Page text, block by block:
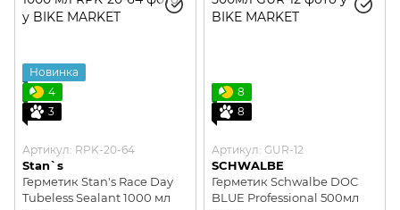
Новинка
4
3
Артикул: RPK-20-64
Stan`s
Герметик Stan's Race Day
Tubeless Sealant 1000 мл
8
8
Артикул: GUR-12
SCHWALBE
Герметик Schwalbe DOC
BLUE Professional 500мл